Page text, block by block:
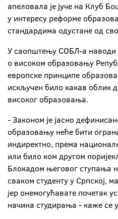
апеловала је јуче на Клуб
у интересу реформе
стандардима одустане од
У саопштењу СОБЛ-а наводи
о високом образовању
европске принципе
искључен било какав облик
високог образовања.
- Законом је јасно
образовању неће бити
индиректно, према
или било ком другом
Блокадом његовог ступања
сваком студенту у Српској,
јер онемогућавате почетак
начина студирања - каже се